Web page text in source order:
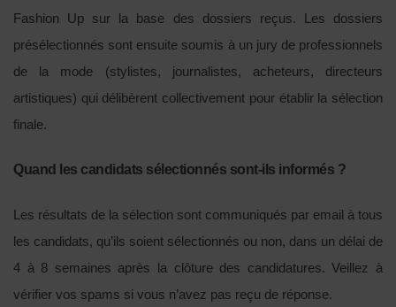
Fashion Up sur la base des dossiers reçus. Les dossiers
présélectionnés sont ensuite soumis à un jury de professionnels
de la mode (stylistes, journalistes, acheteurs, directeurs
artistiques) qui délibèrent collectivement pour établir la sélection
finale.
Quand les candidats sélectionnés sont-ils informés ?
Les résultats de la sélection sont communiqués par email à tous
les candidats, qu’ils soient sélectionnés ou non, dans un délai de
4 à 8 semaines après la clôture des candidatures. Veillez à
vérifier vos spams si vous n’avez pas reçu de réponse.